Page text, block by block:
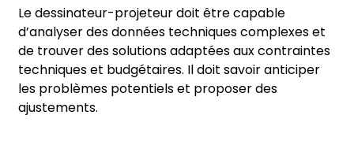
Le dessinateur-projeteur doit être capable
d’analyser des données techniques complexes et
de trouver des solutions adaptées aux contraintes
techniques et budgétaires. Il doit savoir anticiper
les problèmes potentiels et proposer des
ajustements.